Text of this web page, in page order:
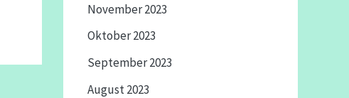
November 2023
Oktober 2023
September 2023
August 2023